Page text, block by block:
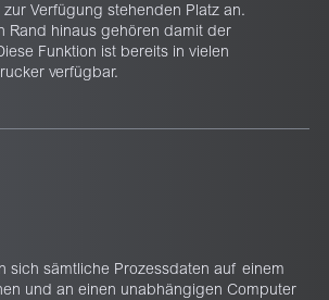
Verfügung stehenden Platz an.
Rand hinaus gehören damit der
Funktion ist bereits in vielen
verfügbar.
sich sämtliche Prozessdaten auf einem
und an einen unabhängigen Computer